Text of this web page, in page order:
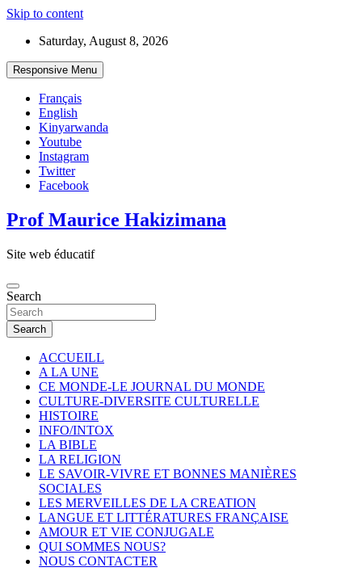
Skip to content
Saturday, August 8, 2026
Responsive Menu
Français
English
Kinyarwanda
Youtube
Instagram
Twitter
Facebook
Prof Maurice Hakizimana
Site web éducatif
Search
Search
ACCUEILL
A LA UNE
CE MONDE-LE JOURNAL DU MONDE
CULTURE-DIVERSITE CULTURELLE
HISTOIRE
INFO/INTOX
LA BIBLE
LA RELIGION
LE SAVOIR-VIVRE ET BONNES MANIÈRES
SOCIALES
LES MERVEILLES DE LA CREATION
LANGUE ET LITTÉRATURES FRANÇAISE
AMOUR ET VIE CONJUGALE
QUI SOMMES NOUS?
NOUS CONTACTER